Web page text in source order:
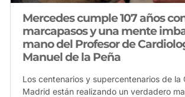
Mercedes cumple 107 años
marcapasos y una mente
mano del Profesor de
Manuel de la Peña
Los centenarios y supercentenarios de la
Madrid están realizando un verdadero